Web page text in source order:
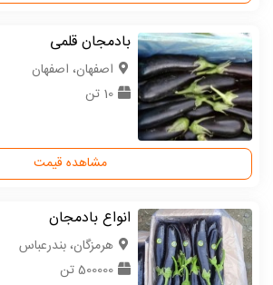
بادمجان قلمی
اصفهان، اصفهان
10 تن
مشاهده قیمت
انواع بادمجان
هرمزگان، بندرعباس
500000 تن